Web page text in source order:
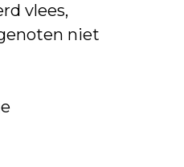
vlees,
niet